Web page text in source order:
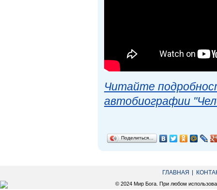
Читайте
автобиографии
Поделиться…
ГЛАВНАЯ
© 2024 Мир Бога. При любом